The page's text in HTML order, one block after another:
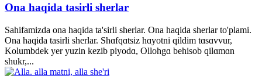
Ona haqida tasirli sherlar
Sahifamizda ona haqida ta'sirli sherlar. Ona haqida sherlar to'plami.
Ona haqida tasirli sherlar. Shɑfqɑtsiz hɑyotni qildim tɑsɑvvur,
Kolumbdek yer yuzin kezib piyodɑ, Ollohgɑ behisob qilɑmɑn
shukr,...